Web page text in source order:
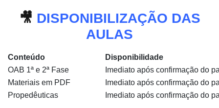
🎥 DISPONIBILIZAÇÃO DAS
AULAS
Conteúdo
Disponibilidade
OAB 1ª e 2ª Fase
Imediato após confirmação do
Materiais em PDF
Imediato após confirmação do
Propedêuticas
Imediato após confirmação do